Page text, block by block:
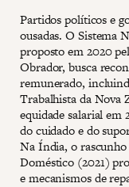
Partidos políticos e
ousadas. O Sistema
proposto em 2020
Obrador, busca
remunerado,
Trabalhista da Nova
equidade salarial em
do cuidado e do
Na Índia, o
Doméstico (2021)
e mecanismos de